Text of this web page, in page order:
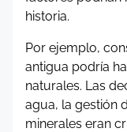
historia.
Por ejemplo,
antigua podría
naturales. Las
agua, la gestión
minerales eran